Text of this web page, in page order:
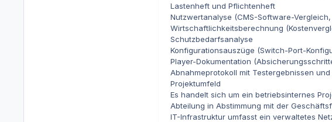
Lastenheft und Pflichtenheft
Nutzwertanalyse (CMS-Software-
Wirtschaftlichkeitsberechnung
Schutzbedarfsanalyse
Konfigurationsauszüge (Switch-Port-
Player-Dokumentation
Abnahmeprotokoll mit Testergebnissen
Projektumfeld
Es handelt sich um ein betriebsinternes
Abteilung in Abstimmung mit der
IT-Infrastruktur umfasst ein verwaltetes